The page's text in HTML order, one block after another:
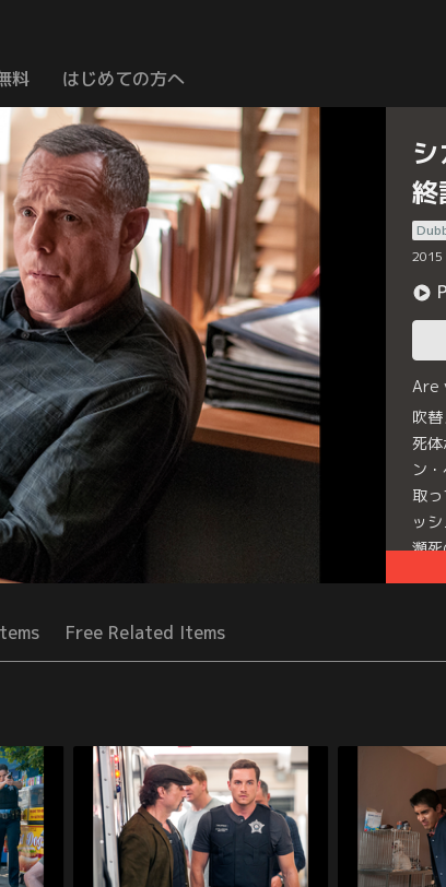
料 はじめての方へ
終
2015
Are
吹
死
ン
取
ッ
瀕
Free Related Items